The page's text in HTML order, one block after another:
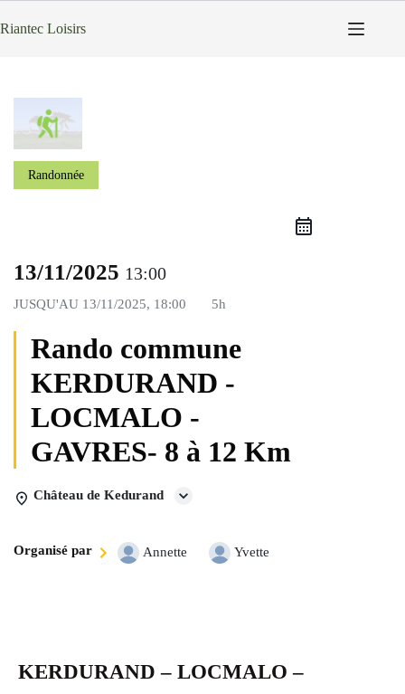
au
Riantec Loisirs
Randonnée
13/11/2025 13:00
JUSQU'AU 13/11/2025, 18:00 5h
Rando commune
KERDURAND -
LOCMALO -
GAVRES- 8 à 12 Km
Château de Kedurand
Organisé par Annette Yvette
KERDURAND – LOCMALO –